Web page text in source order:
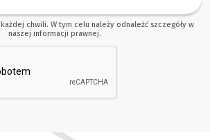
chwili. W tym celu należy odnaleźć szczegóły w
naszej informacji prawnej.